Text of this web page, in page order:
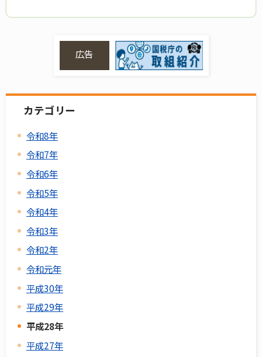
広告
カテゴリー
令和8年
令和7年
令和6年
令和5年
令和4年
令和3年
令和2年
令和元年
平成30年
平成29年
平成28年
平成27年